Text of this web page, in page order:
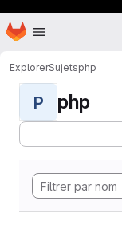
Passer au contenu principal
Page d'accueil
ExplorerSujetsphp
P php